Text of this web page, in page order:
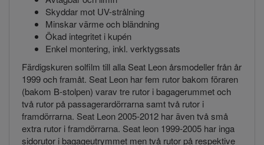
Skyddar mot UV-strålning
Minskar värme och bländning
Ökad integritet i kupén
Enkel montering, inkl. verktygssats
Färdigskuren solfilm till alla Seat Leon årsmodeller från år
1999 och framåt. Seat Leon har fem rutor bakom föraren
(bakom B-stolpen) varav tre rutor i bagagerummet och
två rutor på passagerardörrarna samt två rutor i
framdörrarna. Seat Leon 2005-2012 har även två små
extra rutor i framdörrarna. Seat leon 1999-2005 har inga
sidorutor i bagageutrymmet men två rutor på respektive